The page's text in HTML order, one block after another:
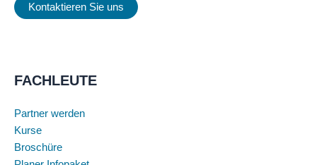
Kontaktieren Sie uns
FACHLEUTE
Partner werden
Kurse
Broschüre